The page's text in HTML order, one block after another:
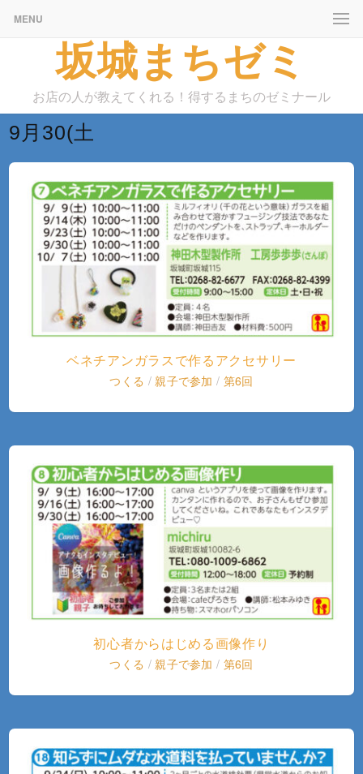
MENU
坂城まちゼミ
お店の人が教えてくれる！得するまちのゼミナール
9月30(土
ベネチアンガラスで作るアクセサリー
つくる /親子で参加 / 第6回
初心者からはじめる画像作り
つくる /親子で参加 / 第6回